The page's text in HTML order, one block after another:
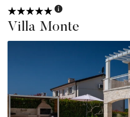
Villa Monte